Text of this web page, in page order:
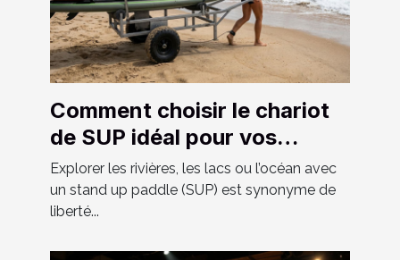
Comment choisir le chariot
de SUP idéal pour vos
aventures ?
Explorer les rivières, les lacs ou l’océan avec
un stand up paddle (SUP) est synonyme de
liberté...